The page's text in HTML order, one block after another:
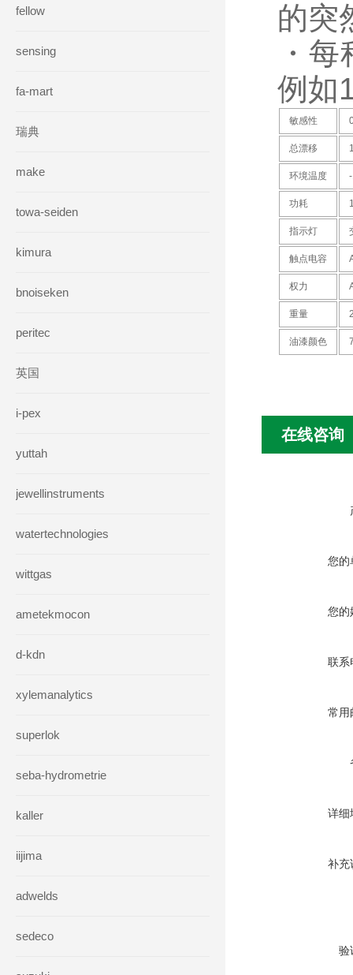
fellow
sensing
fa-mart
瑞典
make
towa-seiden
kimura
bnoiseken
peritec
英国
i-pex
yuttah
jewellinstruments
watertechnologies
wittgas
ametekmocon
d-kdn
xylemanalytics
superlok
seba-hydrometrie
kaller
iijima
adwelds
sedeco
的突
・
例如
敏感性
总漂移
环境温度
功耗
指示灯
触点电容
权力
重量
油漆颜色
在线咨询
您的
您的
联系
常用
详细
补充
验